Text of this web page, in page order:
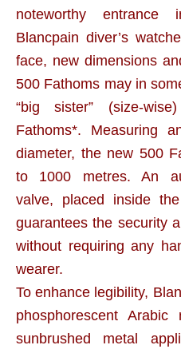
noteworthy
Blancpain diver’s
face, new dimensions
500 Fathoms may in
“big sister” (size-
Fathoms*. Measuring
diameter, the new 500
to 1000 metres. An
valve, placed inside
guarantees the security
without requiring any
wearer.
To enhance legibility,
phosphorescent
sunbrushed metal